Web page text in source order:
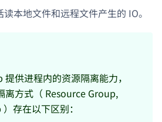
本地文件和远程文件产生的 IO。
供进程内的资源隔离能力，
离方式（ Resource Group,
存在以下区别：